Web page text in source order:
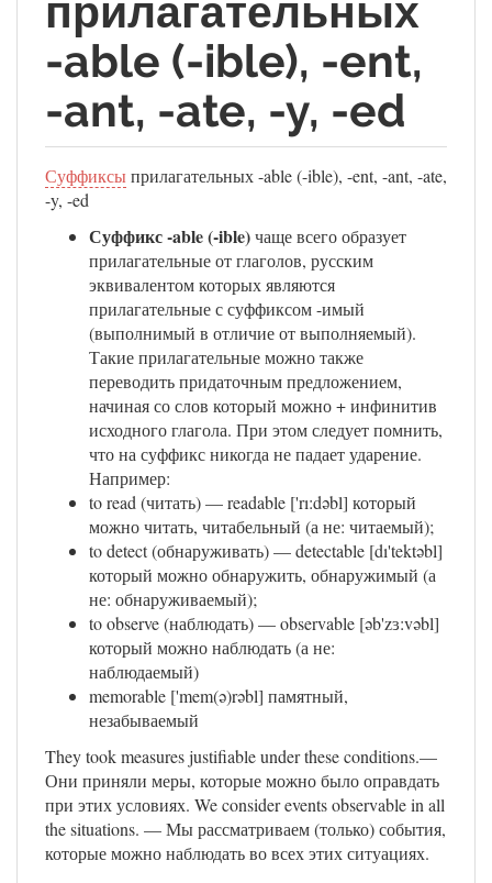
прилагательных
-able (-ible), -ent,
-ant, -ate, -y, -ed
Суффиксыприлагательных -able (-ible), -ent, -ant, -ate,
-y, -ed
Суффикс -able (-ible)чаще всего образует
прилагательные от глаголов, русским
эквивалентом которых являются
прилагательные с суффиксом -имый
(выполнимый в отличие от выполняемый).
Такие прилагательные можно также
переводить придаточным предложением,
начиная со слов который можно + инфинитив
исходного глагола. При этом следует помнить,
что на суффикс никогда не падает ударение.
Например:
to read (читать) — readable ['rı:dəbl] который
можно читать, читабельный (а не: читаемый);
to detect (обнаруживать) — detectable [dı'tektəbl]
который можно обнаружить, обнаружимый (а
не: обнаруживаемый);
to observe (наблюдать) — observable [əb'zɜ:vəbl]
который можно наблюдать (а не:
наблюдаемый)
memorable ['mem(ə)rəbl] памятный,
незабываемый
They took measures justifiable under these conditions.—
Они приняли меры, которые можно было оправдать
при этих условиях. We consider events observable in all
the situations. — Мы рассматриваем (только) события,
которые можно наблюдать во всех этих ситуациях.